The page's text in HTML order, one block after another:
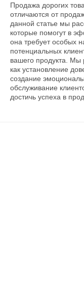
Продажа дорогих
отличаются от
данной статье мы
которые помогут в
она требует особых
потенциальных
вашего продукта. Мы
как установление
создание
обслуживание
достичь успеха в